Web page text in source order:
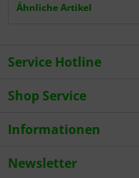
Ähnliche Artikel
Service Hotline
Shop Service
Informationen
Newsletter